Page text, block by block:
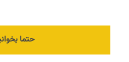
حتما